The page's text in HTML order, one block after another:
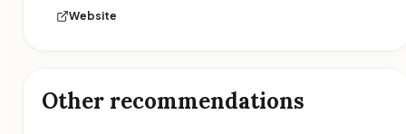
Website
Other recommendations